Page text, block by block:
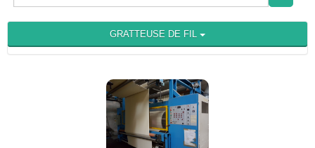
GRATTEUSE DE FIL